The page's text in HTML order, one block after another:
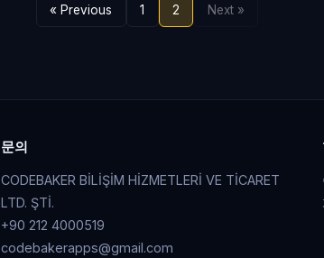
« Previous 1 2 Next »
문의
CODEBAKER BİLİŞİM HİZMETLERİ VE TİCARET
LTD. ŞTİ.
+90 212 4000519
codebakerapps@gmail.com